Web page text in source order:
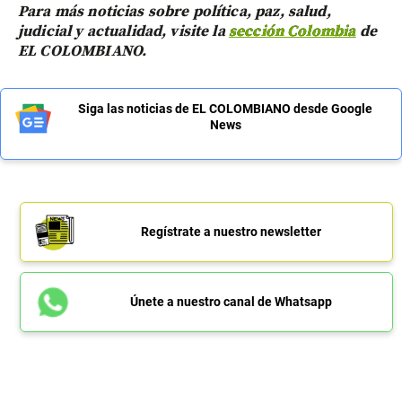
Para más noticias sobre política, paz, salud,
judicial y actualidad, visite lasección Colombiade
EL COLOMBIANO.
Siga las noticias de EL COLOMBIANO desde Google
News
Regístrate a nuestro newsletter
Únete a nuestro canal de Whatsapp